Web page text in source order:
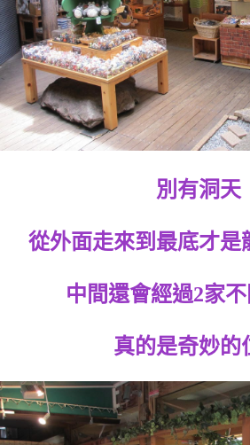
別有洞天
從外面走來到最底才是
中間還會經過2家
真的是奇妙的